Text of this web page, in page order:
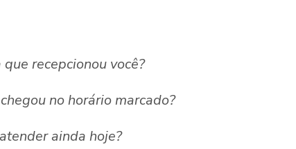
recepcionou você?
no horário marcado?
ainda hoje?